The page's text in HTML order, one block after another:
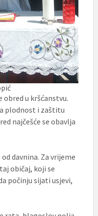
u kršćanstvu.
plodnost i zaštitu
najčešće se obavlja
davnina. Za vrijeme
običaj, koji se
počinju sijati usjevi,